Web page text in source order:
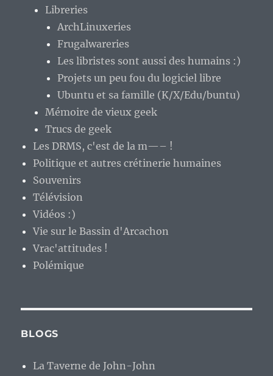
Libreries
ArchLinuxeries
Frugalwareries
Les libristes sont aussi des humains :)
Projets un peu fou du logiciel libre
Ubuntu et sa famille (K/X/Edu/buntu)
Mémoire de vieux geek
Trucs de geek
Les DRMS, c'est de la m—– !
Politique et autres crétinerie humaines
Souvenirs
Télévision
Vidéos :)
Vie sur le Bassin d'Arcachon
Vrac'attitudes !
Polémique
BLOGS
La Taverne de John-John